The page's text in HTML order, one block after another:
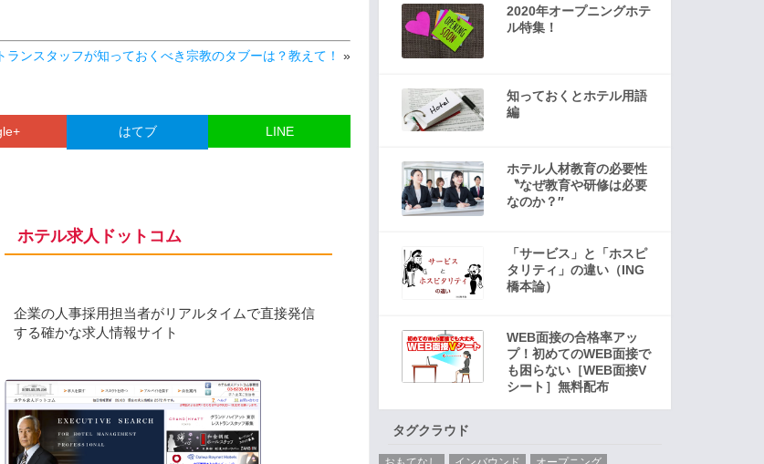
ランスタッフが知っておくべき宗教のタブーは？教えて！ »
はてブ LINE
ホテル求人ドットコム
企業の人事採用担当者がリアルタイムで直接発信
する確かな求人情報サイト
2020年オープニングホテ
ル特集！
知っておくとホテル用語
編
ホテル人材教育の必要性
〝なぜ教育や研修は必要
なのか？″
「サービス」と「ホスピ
タリティ」の違い（ING
橋本論）
WEB面接の合格率アッ
プ！初めてのWEB面接で
も困らない［WEB面接V
シート］無料配布
タグクラウド